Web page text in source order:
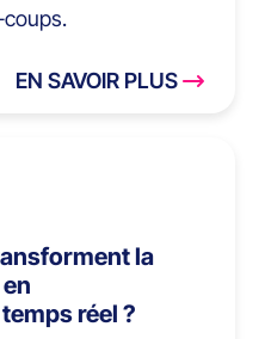
coups.
EN SAVOIR PLUS
la
réel ?